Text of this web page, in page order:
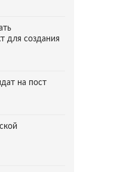
для создания
на пост